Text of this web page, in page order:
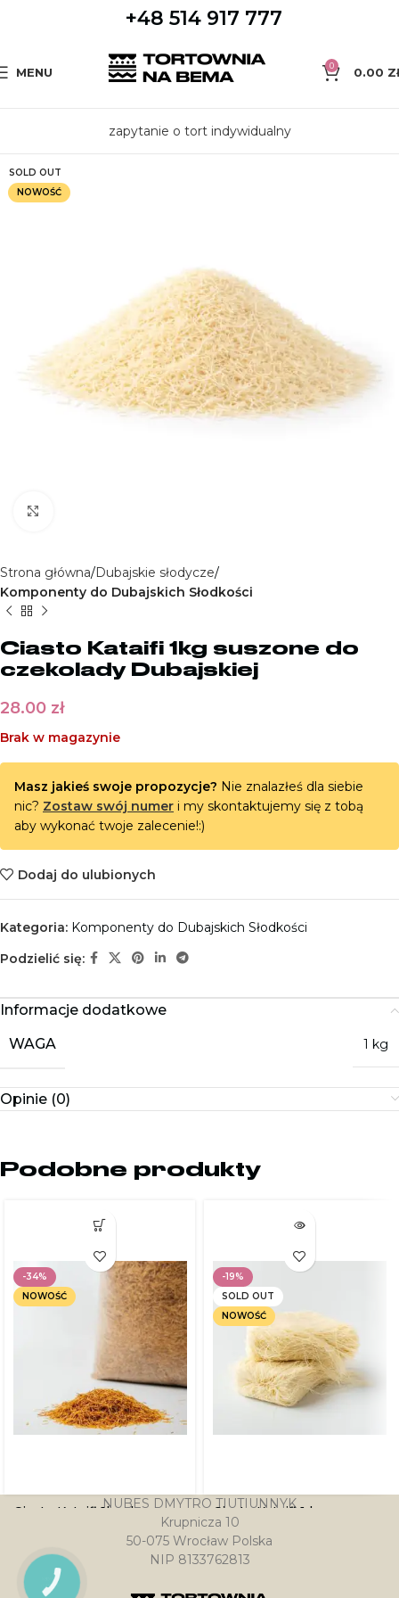
+48 514 917 777
MENU 0 0.00
zapytanie o tort indywidualny
SOLD OUT
NOWOŚĆ
Strona główna Dubajskie słodycze
Komponenty do Dubajskich Słodkości
Ciasto Kataifi 1kg suszone do
czekolady Dubajskiej
28.00 zł
Brak w magazynie
Masz jakieś swoje propozycje? Nie znalazłeś dla siebie
nic? Zostaw swój numer i my skontaktujemy się z tobą
aby wykonać twoje zalecenie!:)
Dodaj do ulubionych
Kategoria: Komponenty do Dubajskich Słodkości
Podzielić się:
Informacje dodatkowe
WAGA
1 kg
Opinie (0)
Podobne produkty
-34%
NOWOŚĆ
Ciasto Kataifi 1kg do
prażone (gotowe do
wykorzystania)
-19%
SOLD OUT
NOWOŚĆ
Ciasto Kataifi 1 kg surowe
do czekołady Dubajskiej
NUBES DMYTRO TIUTIUNNYK
Krupnicza 10
50-075 Wrocław Polska
NIP 8133762813
PRZYCISK
KONTAKTU